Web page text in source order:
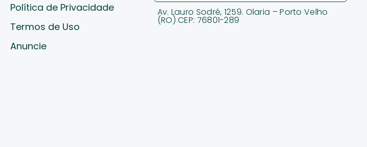
Política de Privacidade
Termos de Uso
Anuncie
Av. Lauro Sodré, 1259. Olaria – Porto Velho
(RO) CEP: 76801-289